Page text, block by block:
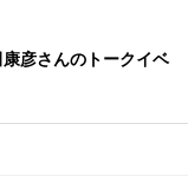
彦さんのトークイベ